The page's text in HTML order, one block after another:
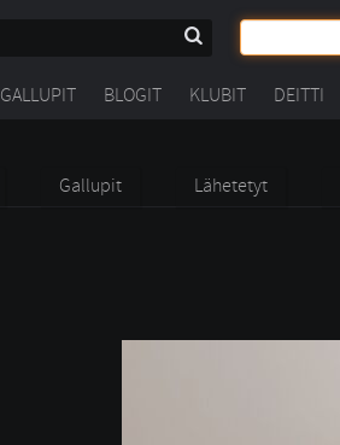
GALLUPIT BLOGIT KLUBIT DEITTI
Gallupit Lähetetyt